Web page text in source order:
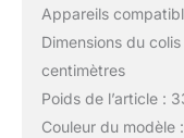
Appareils
Dimensions du
centimètres
Poids de l’article :
Couleur du modèle